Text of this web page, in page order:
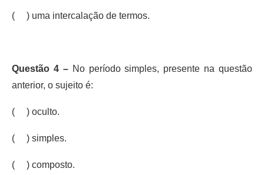
( ) uma intercalação de termos.
Questão 4 – No período simples, presente na questão
anterior, o sujeito é:
( ) oculto.
( ) simples.
( ) composto.